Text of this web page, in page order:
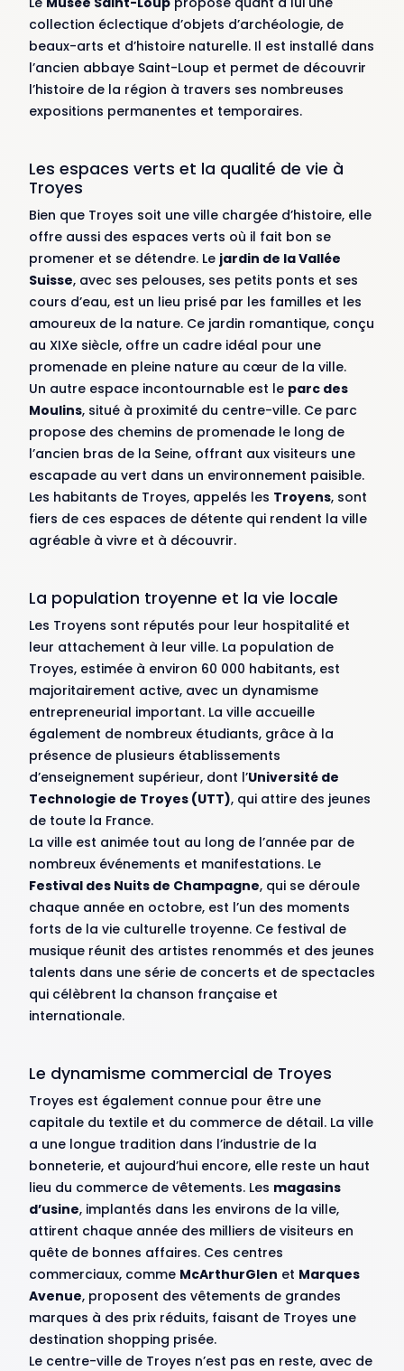
collection éclectique d’objets d’archéologie, de
beaux-arts et d’histoire naturelle. Il est installé dans
l’ancien abbaye Saint-Loup et permet de découvrir
l’histoire de la région à travers ses nombreuses
expositions permanentes et temporaires.
Les espaces verts et la qualité de vie à
Troyes
Bien que Troyes soit une ville chargée d’histoire, elle
offre aussi des espaces verts où il fait bon se
promener et se détendre. Le jardin de la Vallée
Suisse, avec ses pelouses, ses petits ponts et ses
cours d’eau, est un lieu prisé par les familles et les
amoureux de la nature. Ce jardin romantique, conçu
au XIXe siècle, offre un cadre idéal pour une
promenade en pleine nature au cœur de la ville.
Un autre espace incontournable est le parc des
Moulins, situé à proximité du centre-ville. Ce parc
propose des chemins de promenade le long de
l’ancien bras de la Seine, offrant aux visiteurs une
escapade au vert dans un environnement paisible.
Les habitants de Troyes, appelés les Troyens, sont
fiers de ces espaces de détente qui rendent la ville
agréable à vivre et à découvrir.
La population troyenne et la vie locale
Les Troyens sont réputés pour leur hospitalité et
leur attachement à leur ville. La population de
Troyes, estimée à environ 60 000 habitants, est
majoritairement active, avec un dynamisme
entrepreneurial important. La ville accueille
également de nombreux étudiants, grâce à la
présence de plusieurs établissements
d’enseignement supérieur, dont l’Université de
Technologie de Troyes (UTT), qui attire des jeunes
de toute la France.
La ville est animée tout au long de l’année par de
nombreux événements et manifestations. Le
Festival des Nuits de Champagne, qui se déroule
chaque année en octobre, est l’un des moments
forts de la vie culturelle troyenne. Ce festival de
musique réunit des artistes renommés et des jeunes
talents dans une série de concerts et de spectacles
qui célèbrent la chanson française et
internationale.
Le dynamisme commercial de Troyes
Troyes est également connue pour être une
capitale du textile et du commerce de détail. La ville
a une longue tradition dans l’industrie de la
bonneterie, et aujourd’hui encore, elle reste un haut
lieu du commerce de vêtements. Les magasins
d’usine, implantés dans les environs de la ville,
attirent chaque année des milliers de visiteurs en
quête de bonnes affaires. Ces centres
commerciaux, comme McArthurGlen et Marques
Avenue, proposent des vêtements de grandes
marques à des prix réduits, faisant de Troyes une
destination shopping prisée.
Le centre-ville de Troyes n’est pas en reste, avec de